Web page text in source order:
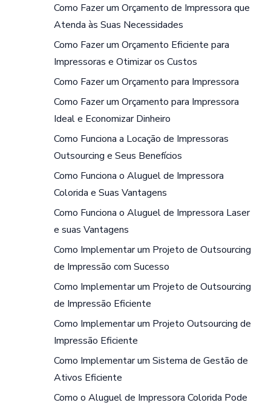
Como Fazer um Orçamento de Impressora que
Atenda às Suas Necessidades
Como Fazer um Orçamento Eficiente para
Impressoras e Otimizar os Custos
Como Fazer um Orçamento para Impressora
Como Fazer um Orçamento para Impressora
Ideal e Economizar Dinheiro
Como Funciona a Locação de Impressoras
Outsourcing e Seus Benefícios
Como Funciona o Aluguel de Impressora
Colorida e Suas Vantagens
Como Funciona o Aluguel de Impressora Laser
e suas Vantagens
Como Implementar um Projeto de Outsourcing
de Impressão com Sucesso
Como Implementar um Projeto de Outsourcing
de Impressão Eficiente
Como Implementar um Projeto Outsourcing de
Impressão Eficiente
Como Implementar um Sistema de Gestão de
Ativos Eficiente
Como o Aluguel de Impressora Colorida Pode